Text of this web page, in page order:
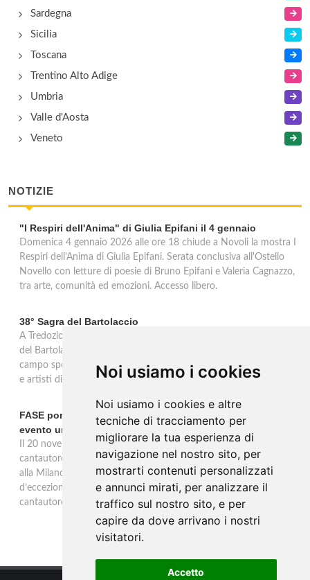
Noi usiamo i cookies
Noi usiamo i cookies e altre
tecniche di tracciamento per
migliorare la tua esperienza di
navigazione nel nostro sito, per
mostrarti contenuti personalizzati
e annunci mirati, per analizzare il
traffico sul nostro sito, e per
capire da dove arrivano i nostri
visitatori.
Accetto
Sardegna
Sicilia
Toscana
Trentino Alto Adige
Umbria
Valle d'Aosta
Veneto
NOTIZIE
"I Respiri dell'Anima" di Giulia Epifani il 4 gennaio
Domenica 4 gennaio 2026 alle ore 18 chiude a Novoli la mostra I
Respiri dell'Anima di Giulia Epifani. Serata conclusiva all'Ostello
Novello con letture di poesie di Bruno Epifani e Valeria Cagnazzo,
tra arte, comunità ed emozioni. Accesso libero.
38° Sagra del Bartolaccio
A Tredozio, borgo dell’Appennino Tosco-Romagnolo, la 38ª Sagra
del Bartolaccio anima le domeniche 2 e 9 novembre 2025: al
campo sportivo cotture alla piastra, stand tipici, mercato, musica
e artisti di strada, ingresso libero per tutta la giornata.
FASE porta la sua musica alla Milano Music Week con un
evento unico
Il 20 novembre alle 19 all’Ostello Bello Milano Duomo, il
cantautore torinese FASE sarà protagonista di un evento unico
alla Milano Music Week: un concerto e talk con ospiti
d’eccezione, tra musica, dialogo e riflessioni sul mestiere del
cantautore.